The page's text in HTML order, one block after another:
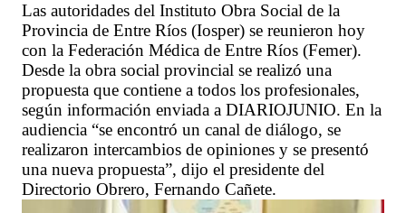
Las autoridades del Instituto Obra Social de la
Provincia de Entre Ríos (Iosper) se reunieron hoy
con la Federación Médica de Entre Ríos (Femer).
Desde la obra social provincial se realizó una
propuesta que contiene a todos los profesionales,
según información enviada a DIARIOJUNIO. En la
audiencia “se encontró un canal de diálogo, se
realizaron intercambios de opiniones y se presentó
una nueva propuesta”, dijo el presidente del
Directorio Obrero, Fernando Cañete.